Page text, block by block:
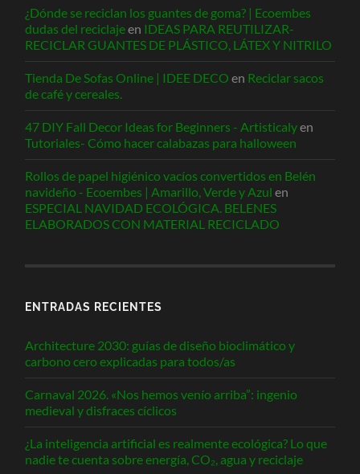
¿Dónde se reciclan los guantes de goma? | Ecoembes
dudas del reciclajeen IDEAS PARA REUTILIZAR-
RECICLAR GUANTES DE PLÁSTICO, LÁTEX Y NITRILO
Tienda De Sofas Online | IDEE DECO en Reciclar sacos
de café y cereales.
47 DIY Fall Decor Ideas for Beginners - Artisticalyen
Tutoriales- Cómo hacer calabazas para halloween
Rollos de papel higiénico vacíos convertidos en Belén
navideño - Ecoembes | Amarillo, Verde y Azul en
ESPECIAL NAVIDAD ECOLÓGICA. BELENES
ELABORADOS CON MATERIAL RECICLADO
ENTRADAS RECIENTES
Architecture 2030: guías de diseño bioclimático y
carbono cero explicadas para todos/as
Carnaval 2026. «Nos hemos venío arriba”: ingenio
medieval y disfraces cíclicos
¿La inteligencia artificial es realmente ecológica? Lo que
nadie te cuenta sobre energía, CO₂, agua y reciclaje